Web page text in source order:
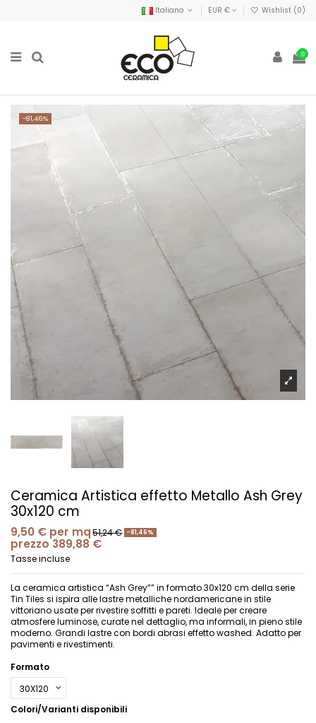
Italiano EUR € Wishlist (0)
0
-81,46%
Ceramica Artistica effetto Metallo Ash Grey
30x120 cm
9,50 € per mq51,24 € -81,46%
prezzo 389,88 €
Tasse incluse
La ceramica artistica “Ash Grey”” in formato 30x120 cm della serie
Tin Tiles si ispira alle lastre metalliche nordamericane in stile
vittoriano usate per rivestire soffitti e pareti. Ideale per creare
atmosfere luminose, curate nel dettaglio, ma informali, in pieno stile
moderno. Grandi lastre con bordi abrasi effetto washed. Adatto per
pavimenti e rivestimenti.
Formato
Colori/Varianti disponibili